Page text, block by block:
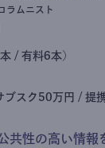
ラムニスト
/ 有料6本)
ブスク50万円 / 提
共性の高い情報